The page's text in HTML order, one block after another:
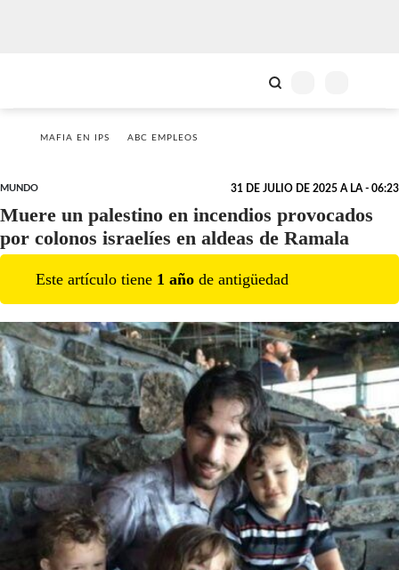
MAFIA EN IPS ABC EMPLEOS
MUNDO 31 DE JULIO DE 2025 A LA - 06:23
Muere un palestino en incendios provocados
por colonos israelíes en aldeas de Ramala
Este artículo tiene 1 año de antigüedad